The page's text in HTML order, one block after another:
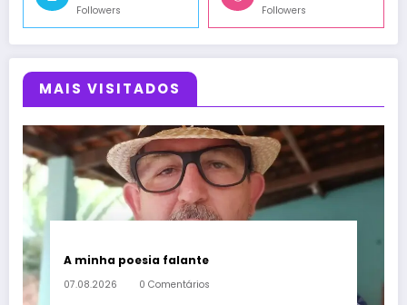
Followers Followers
MAIS VISITADOS
A minha poesia falante
07.08.2026 0 Comentários